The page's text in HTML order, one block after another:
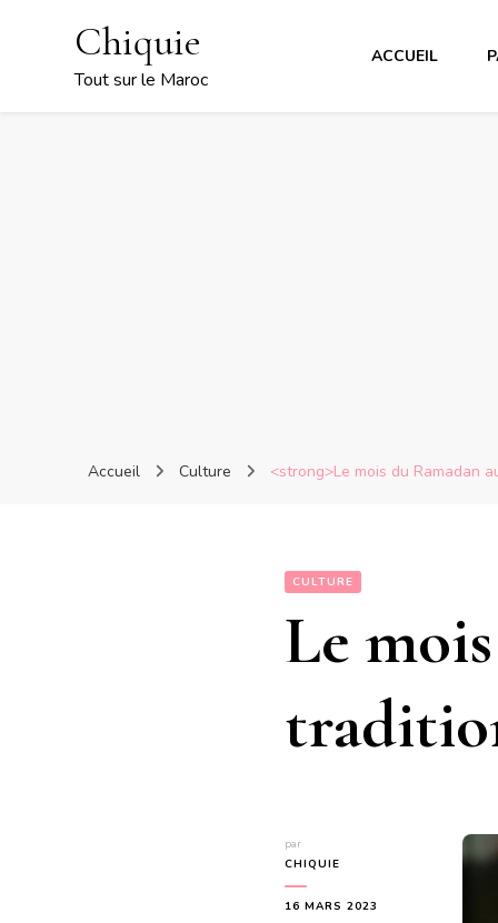
Chiquie
Tout sur le Maroc
ACCUEIL
Accueil Culture <strong>Le mois du Ramadan
CULTURE
Le
par
CHIQUIE
16 MARS 2023